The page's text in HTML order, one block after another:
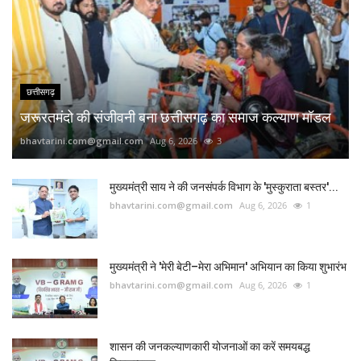
छत्तीसगढ़
जरूरतमंदो की संजीवनी बना छत्तीसगढ़ का समाज कल्याण मॉडल
bhavtarini.com@gmail.com Aug 6, 2026 3
मुख्यमंत्री साय ने की जनसंपर्क विभाग के 'मुस्कुराता बस्तर'...
bhavtarini.com@gmail.com Aug 6, 2026 1
मुख्यमंत्री ने 'मेरी बेटी–मेरा अभिमान' अभियान का किया शुभारंभ
bhavtarini.com@gmail.com Aug 6, 2026 1
शासन की जनकल्याणकारी योजनाओं का करें समयबद्ध